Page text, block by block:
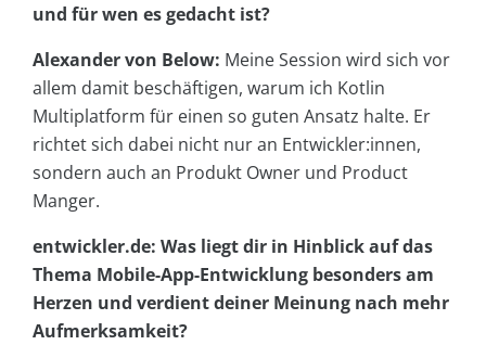
und für wen es gedacht ist?
Alexander von Below: Meine Session wird sich vor
allem damit beschäftigen, warum ich Kotlin
Multiplatform für einen so guten Ansatz halte. Er
richtet sich dabei nicht nur an Entwickler:innen,
sondern auch an Produkt Owner und Product
Manger.
entwickler.de: Was liegt dir in Hinblick auf das
Thema Mobile-App-Entwicklung besonders am
Herzen und verdient deiner Meinung nach mehr
Aufmerksamkeit?